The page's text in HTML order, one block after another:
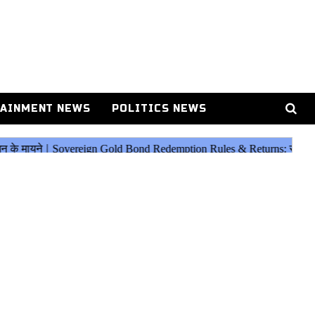
NEWS POLITICS NEWS